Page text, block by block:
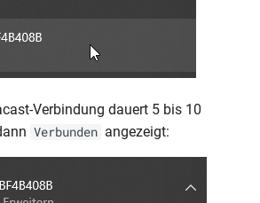
Verbindung dauert 5 bis 10
Verbunden angezeigt: